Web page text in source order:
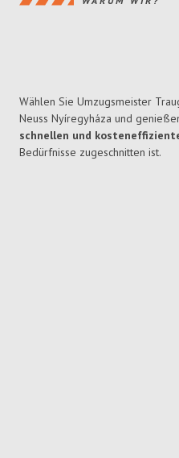
Wählen Sie Umzugsmeister
Neuss Nyíregyháza und
schnellen und
Bedürfnisse zugeschnitten ist.